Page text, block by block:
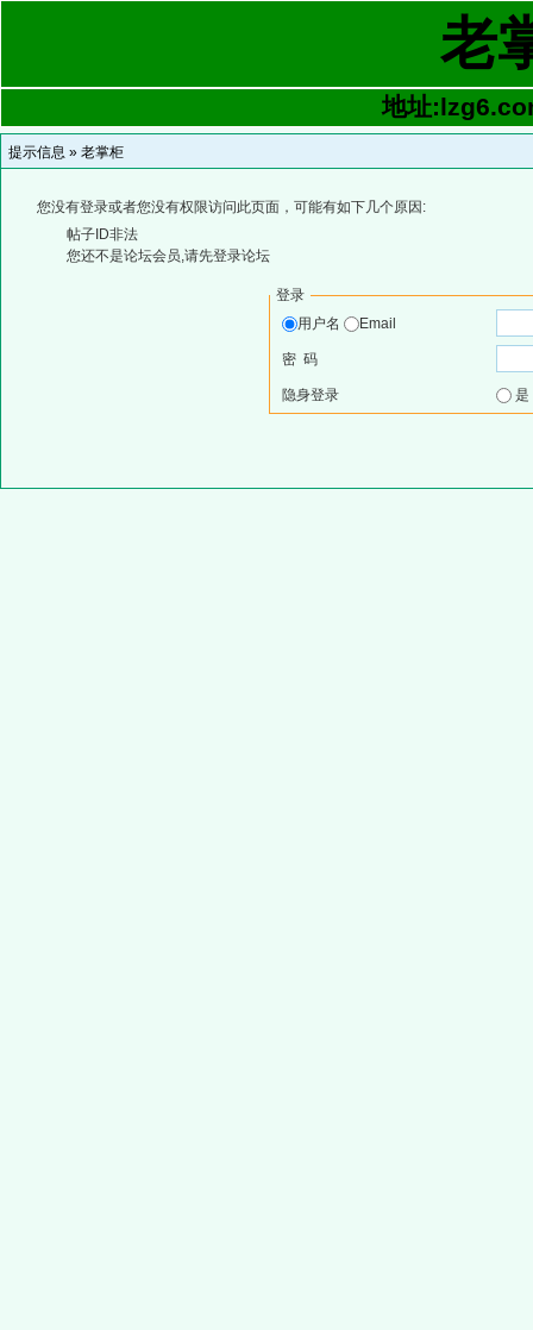
老
地址
提示信息 » 老掌柜
您没有登录或者您没有权限访问此页面，可能有如下几个原因:
帖子ID非法
您还不是论坛会员,请先登录论坛
登录
用户名
Email
密 码
隐身登录